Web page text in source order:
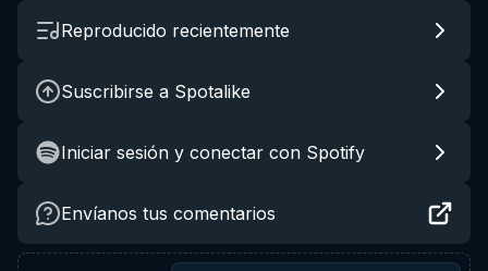
Reproducido recientemente
Suscribirse a Spotalike
Iniciar sesión y conectar con Spotify
Envíanos tus comentarios